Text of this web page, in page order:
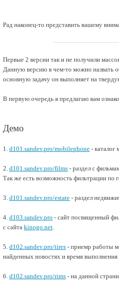
Рад наконец-то представить вашему
Первые 2 версии так и не получили
Данную версию в чем-то можно назвать
основную задачу он выполняет на
В первую очередь я предлагаю вам
Демо
1. d101.sandev.pro/mobilephone - каталог
2. d101.sandev.pro/films - раздел с
Так же есть возможность фильтрации по
3. d101.sandev.pro/estate - раздел
4. d103.sandev.pro - сайт посвященный
с сайта kinogo.net.
5. d102.sandev.pro/tires - приемр работы
найденных новостях и время
6. d102.sandev.pro/rims - на данной